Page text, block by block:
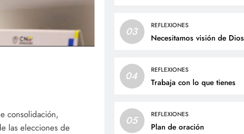
03 REFLEXIONES
Necesitamos visión de Dios
04 REFLEXIONES
Trabaja con lo que tienes
05 REFLEXIONES
Plan de oración
consolidación,
las elecciones de